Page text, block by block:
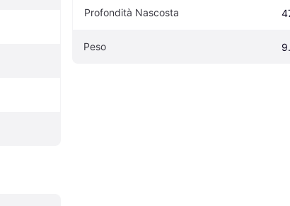
Profondità Nascosta
Peso